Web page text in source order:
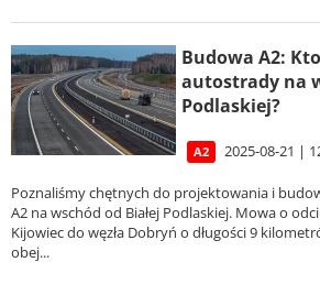
Budowa A2:
autostrady na
Podlaskiej?
A2 2025-08-21 |
Poznaliśmy chętnych do projektowania i
A2 na wschód od Białej Podlaskiej. Mowa o
Kijowiec do węzła Dobryń o długości 9
obej...